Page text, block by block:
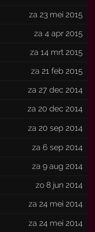
za 23 mei 2015
za 4 apr 2015
za 14 mrt 2015
za 21 feb 2015
za 27 dec 2014
za 20 dec 2014
za 20 sep 2014
za 6 sep 2014
za 9 aug 2014
zo 8 jun 2014
za 24 mei 2014
za 24 mei 2014